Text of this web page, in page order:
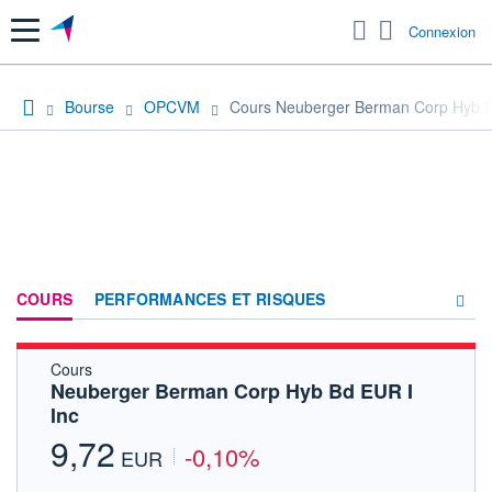
Menu Connexion
Bourse OPCVM Cours Neuberger Berman Corp Hyb
COURS PERFORMANCES ET RISQUES
FORUM
Cours
Neuberger Berman Corp Hyb Bd EUR I
Inc
9,72 EUR -0,10%